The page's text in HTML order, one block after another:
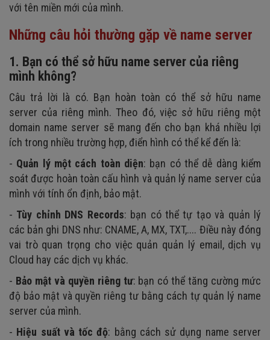
với tên miền mới của mình.
Những câu hỏi thường gặp về name server
1. Bạn có thể sở hữu name server của riêng
mình không?
Câu trả lời là có. Bạn hoàn toàn có thể sở hữu name
server của riêng mình. Theo đó, việc sở hữu riêng một
domain name server sẽ mang đến cho bạn khá nhiều lợi
ích trong nhiều trường hợp, điển hình có thể kể đến là:
- Quản lý một cách toàn diện: bạn có thể dễ dàng kiểm
soát được hoàn toàn cấu hình và quản lý name server của
mình với tính ổn định, bảo mật.
- Tùy chỉnh DNS Records: bạn có thể tự tạo và quản lý
các bản ghi DNS như: CNAME, A, MX, TXT,.... Điều này đóng
vai trò quan trọng cho việc quản quản lý email, dịch vụ
Cloud hay các dịch vụ khác.
- Bảo mật và quyền riêng tư: bạn có thể tăng cường mức
độ bảo mật và quyền riêng tư bằng cách tự quản lý name
server của mình.
- Hiệu suất và tốc độ: bằng cách sử dụng name server